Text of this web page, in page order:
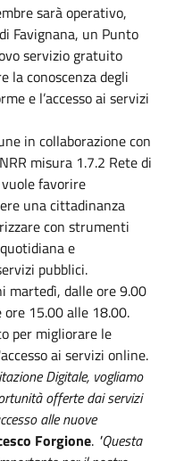
sarà operativo,
Favignana, un Punto
servizio gratuito
la conoscenza degli
e l’accesso ai servizi
in collaborazione con
misura 1.7.2 Rete di
favorire
una cittadinanza
con strumenti
e
pubblici.
martedì, dalle ore 9.00
15.00 alle 18.00.
per migliorare le
ai servizi online.
Digitale, vogliamo
offerte dai servizi
alle nuove
Forgione. "Questa